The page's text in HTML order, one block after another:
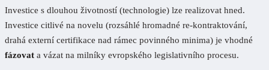
Investice s dlouhou životností (technologie) lze realizovat hned.
Investice citlivé na novelu (rozsáhlé hromadné re-kontraktování,
drahá externí certifikace nad rámec povinného minima) je vhodné
fázovat a vázat na milníky evropského legislativního procesu.